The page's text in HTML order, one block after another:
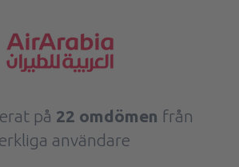
på 22 omdömen från
användare